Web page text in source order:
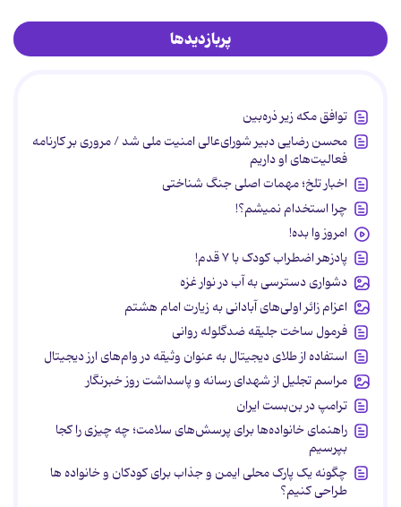
پربازدیدها
توافق مکه زیر ذره‌بین
محسن رضایی دبیر شورای‌عالی امنیت ملی شد / مروری بر کارنامه
فعالیت‌های او داریم
اخبار تلخ؛ مهمات اصلی جنگ شناختی
چرا استخدام نمیشم؟!
امروز وا بده!
پادزهر اضطراب کودک با ۷ قدم!
دشواری دسترسی به آب در نوار غزه
اعزام زائر اولی‌های آبادانی به زیارت امام هشتم
فرمول ساخت جلیقه ضدگلوله روانی
استفاده از طلای دیجیتال به عنوان وثیقه در وام‌های ارز دیجیتال
مراسم تجلیل از شهدای رسانه و پاسداشت روز خبرنگار
ترامپ در بن‌بست ایران
راهنمای خانواده‌ها برای پرسش‌های سلامت؛ چه چیزی را کجا
بپرسیم
چگونه یک پارک محلی ایمن و جذاب برای کودکان و خانواده ها
طراحی کنیم؟